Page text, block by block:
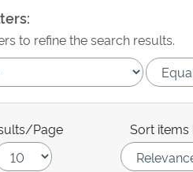
to refine the search results.
Page Sort items